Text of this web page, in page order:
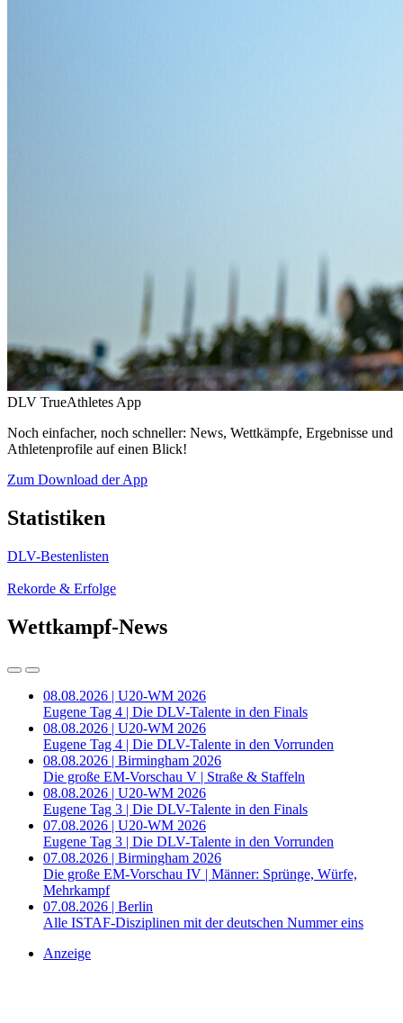
DLV TrueAthletes App
Noch einfacher, noch schneller: News, Wettkämpfe, Ergebnisse und
Athletenprofile auf einen Blick!
Zum Download der App
Statistiken
DLV-Bestenlisten
Rekorde & Erfolge
Wettkampf-News
08.08.2026 | U20-WM 2026
Eugene Tag 4 | Die DLV-Talente in den Finals
08.08.2026 | U20-WM 2026
Eugene Tag 4 | Die DLV-Talente in den Vorrunden
08.08.2026 | Birmingham 2026
Die große EM-Vorschau V | Straße & Staffeln
08.08.2026 | U20-WM 2026
Eugene Tag 3 | Die DLV-Talente in den Finals
07.08.2026 | U20-WM 2026
Eugene Tag 3 | Die DLV-Talente in den Vorrunden
07.08.2026 | Birmingham 2026
Die große EM-Vorschau IV | Männer: Sprünge, Würfe,
Mehrkampf
07.08.2026 | Berlin
Alle ISTAF-Disziplinen mit der deutschen Nummer eins
Anzeige